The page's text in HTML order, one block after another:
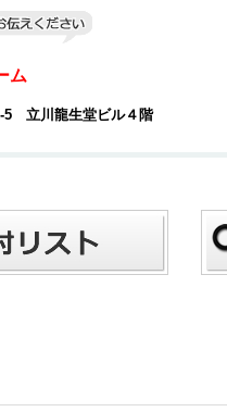
ム
5 立川龍生堂ビル４階